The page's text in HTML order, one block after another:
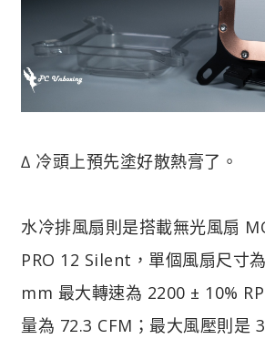
∆ 冷頭上預先塗好散熱膏了。
水冷排風扇則是搭載無光風扇
PRO 12 Silent，單個風扇尺寸
mm 最大轉速為 2200 ± 10%
量為 72.3 CFM；最大風壓則是